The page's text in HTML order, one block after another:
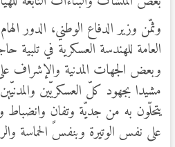
وثمّن وزير الدفاع الوطني، الدور
العامة للهندسة العسكرية في تلبية
وبعض الجهات المدنية والإشراف
مشيدا بجهود كلّ العسكريّين
يتحلّون به من جديّة وتفانٍ وانضباط
على نفس الوتيرة وبنفس الحماسة